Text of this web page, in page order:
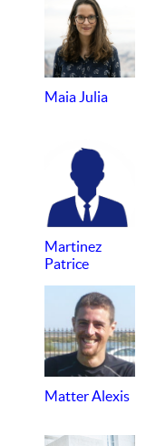
Maia Julia
Martinez
Patrice
Matter Alexis